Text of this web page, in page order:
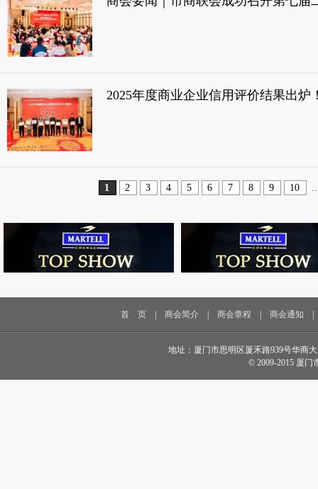
2025年度商业企业信用评价结果出炉
1 2 3 4 5 6 7 8 9 10
首 页 商会简介 商会章程 商会通知
地址：厦门市思明区厦禾路939号华商大
© 2009-2015 厦